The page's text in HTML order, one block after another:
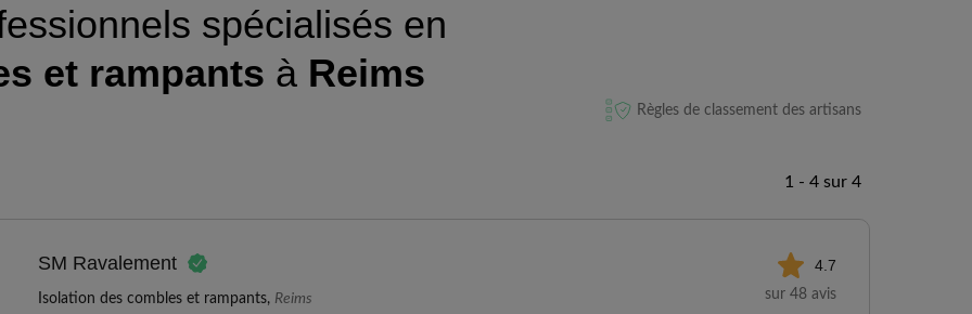
spécialisés en
et rampants à Reims
Règles de classement des artisans
1 - 4 sur 4
SM Ravalement
Isolation des combles et rampants, Reims
4.7
sur 48 avis